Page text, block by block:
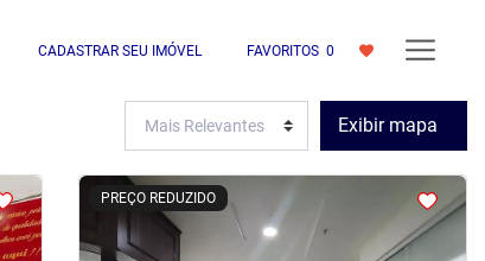
CADASTRAR SEU IMÓVEL FAVORITOS 0
Exibir mapa
PREÇO REDUZIDO
< <<<